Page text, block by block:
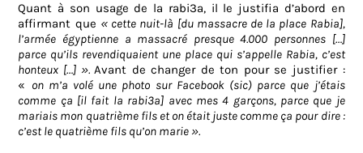
Quant à son usage de la rabi3a, il le justifia d’abord en
affirmant que « cette nuit-là [du massacre de la place Rabia],
l’armée égyptienne a massacré presque 4.000 personnes […]
parce qu’ils revendiquaient une place qui s’appelle Rabia, c’est
honteux […] ».Avant de changer de ton pour se justifier :
« on m’a volé une photo sur Facebook (sic) parce que j’étais
comme ça [il fait la rabi3a] avec mes 4 garçons, parce que je
mariais mon quatrième fils et on était juste comme ça pour dire :
c’est le quatrième fils qu’on marie ».